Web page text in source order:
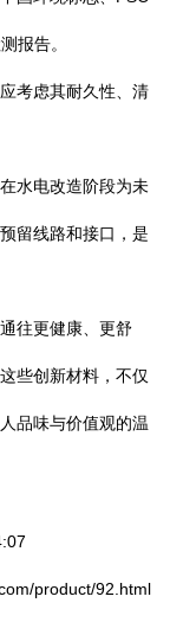
报告。
考虑其耐久性、清
水电改造阶段为未
留线路和接口，是
往更健康、更舒
些创新材料，不仅
品味与价值观的温
product/92.html